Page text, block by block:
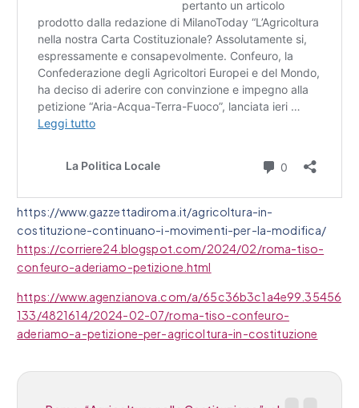
https://www.gazzettadiroma.it/agricoltura-in-
costituzione-continuano-i-movimenti-per-la-modifica/
https://corriere24.blogspot.com/2024/02/roma-tiso-
confeuro-aderiamo-petizione.html
https://www.agenzianova.com/a/65c36b3c1a4e99.35456
133/4821614/2024-02-07/roma-tiso-confeuro-
aderiamo-a-petizione-per-agricoltura-in-costituzione